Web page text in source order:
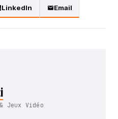
LinkedIn Email
Jeux Vidéo